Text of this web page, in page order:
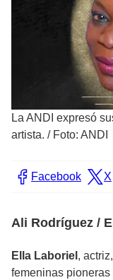
La ANDI expresó
artista. / Foto: ANDI
Facebook X
Ali Rodríguez /
Ella Laboriel ,
femeninas